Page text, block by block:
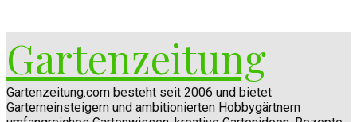
Gartenzeitung
Gartenzeitung.com besteht seit 2006 und bietet
Garterneinsteigern und ambitionierten Hobbygärtnern